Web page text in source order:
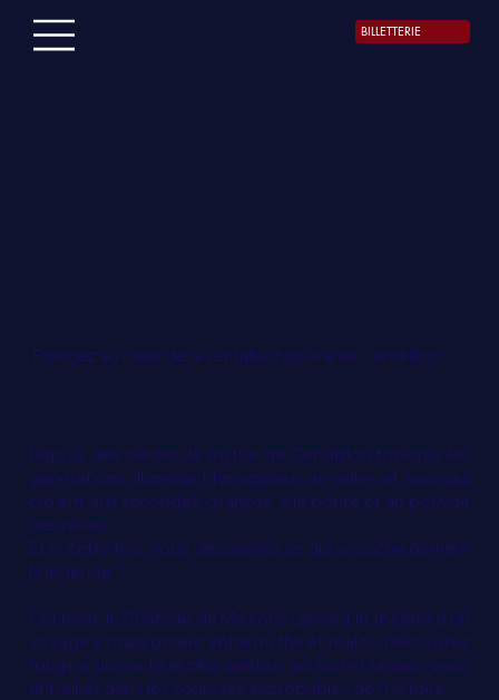
BILLETTERIE
Plongez au cœur de la véritable histoire de Cendrillon
Depuis des siècles, le mythe de Cendrillon traverse les
générations, illuminant l’imaginaire de celles et ceux qui
croient aux secondes chances, à la bonté et au pouvoir
des rêves.
Et si, cette fois, vous découvriez ce qui se cache derrière
la légende ?
Cet hiver, le Château de Maisons devient le théâtre d’un
voyage extraordinaire entre mythe et réalité. Découvrez
l’origine du conte le plus célèbre qui soit et laissez-vous
entraîner dans les coulisses improbables de l’Histoire.